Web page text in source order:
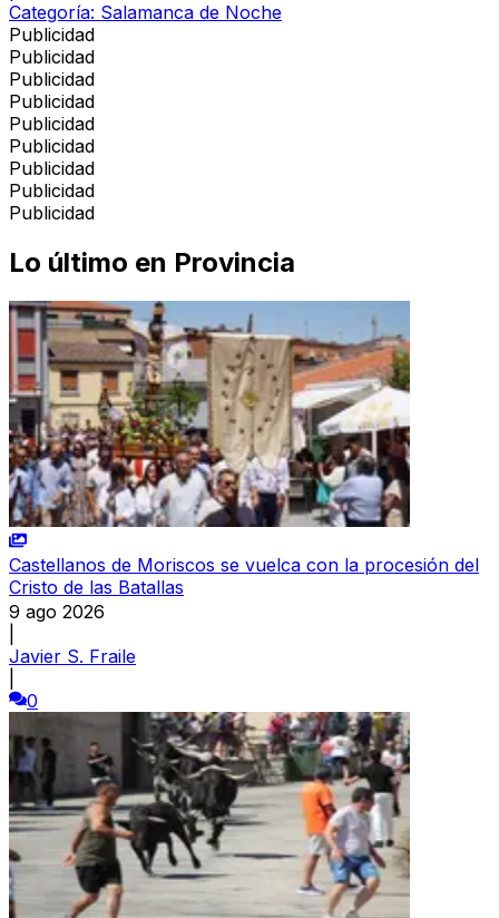
Categoría: Salamanca de Noche
Publicidad
Publicidad
Publicidad
Publicidad
Publicidad
Publicidad
Publicidad
Publicidad
Publicidad
Lo último en Provincia
Castellanos de Moriscos se vuelca con la procesión del
Cristo de las Batallas
9 ago 2026
Javier S. Fraile
0